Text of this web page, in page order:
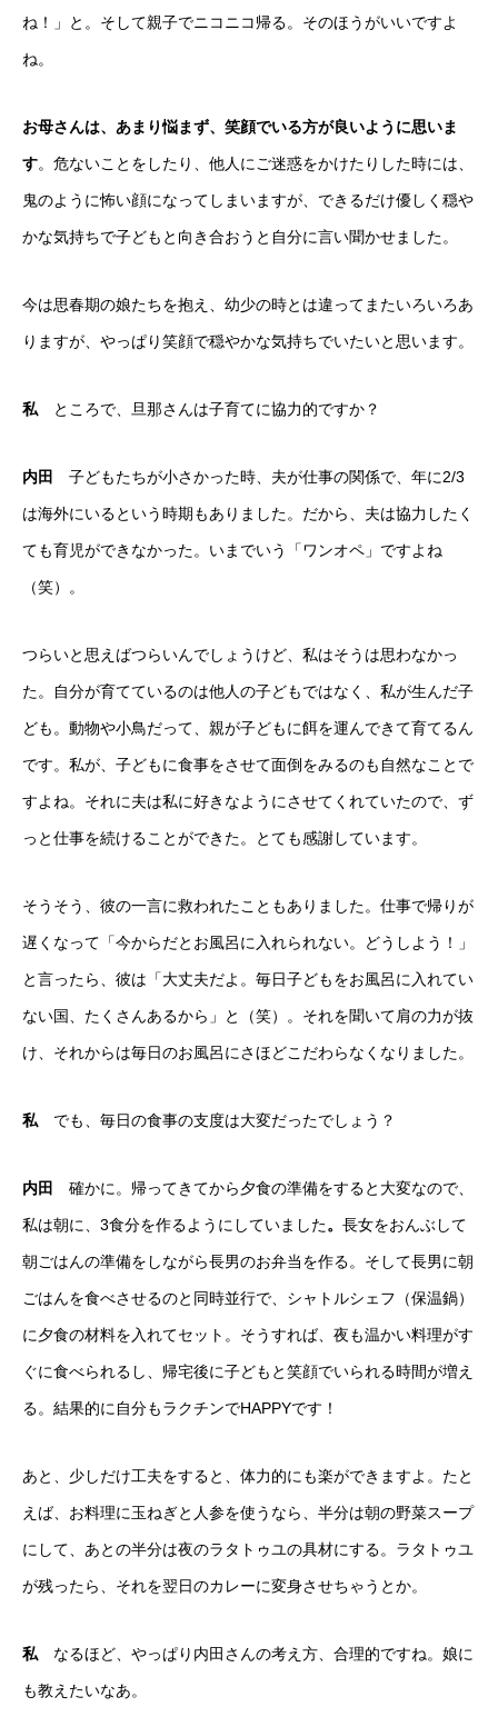
ね！」と。そして親子でニコニコ帰る。そのほうがいいですよ
ね。
お母さんは、あまり悩まず、笑顔でいる方が良いように思いま
す。危ないことをしたり、他人にご迷惑をかけたりした時には、
鬼のように怖い顔になってしまいますが、できるだけ優しく穏や
かな気持ちで子どもと向き合おうと自分に言い聞かせました。
今は思春期の娘たちを抱え、幼少の時とは違ってまたいろいろあ
りますが、やっぱり笑顔で穏やかな気持ちでいたいと思います。
私 ところで、旦那さんは子育てに協力的ですか？
内田 子どもたちが小さかった時、夫が仕事の関係で、年に2/3
は海外にいるという時期もありました。だから、夫は協力したく
ても育児ができなかった。いまでいう「ワンオペ」ですよね
（笑）。
つらいと思えばつらいんでしょうけど、私はそうは思わなかっ
た。自分が育てているのは他人の子どもではなく、私が生んだ子
ども。動物や小鳥だって、親が子どもに餌を運んできて育てるん
です。私が、子どもに食事をさせて面倒をみるのも自然なことで
すよね。それに夫は私に好きなようにさせてくれていたので、ず
っと仕事を続けることができた。とても感謝しています。
そうそう、彼の一言に救われたこともありました。仕事で帰りが
遅くなって「今からだとお風呂に入れられない。どうしよう！」
と言ったら、彼は「大丈夫だよ。毎日子どもをお風呂に入れてい
ない国、たくさんあるから」と（笑）。それを聞いて肩の力が抜
け、それからは毎日のお風呂にさほどこだわらなくなりました。
私 でも、毎日の食事の支度は大変だったでしょう？
内田 確かに。帰ってきてから夕食の準備をすると大変なので、
私は朝に、3食分を作るようにしていました。 長女をおんぶして
朝ごはんの準備をしながら長男のお弁当を作る。そして長男に朝
ごはんを食べさせるのと同時並行で、シャトルシェフ（保温鍋）
に夕食の材料を入れてセット。そうすれば、夜も温かい料理がす
ぐに食べられるし、帰宅後に子どもと笑顔でいられる時間が増え
る。結果的に自分もラクチンでHAPPYです！
あと、少しだけ工夫をすると、体力的にも楽ができますよ。たと
えば、お料理に玉ねぎと人参を使うなら、半分は朝の野菜スープ
にして、あとの半分は夜のラタトゥユの具材にする。ラタトゥユ
が残ったら、それを翌日のカレーに変身させちゃうとか。
私 なるほど、やっぱり内田さんの考え方、合理的ですね。娘に
も教えたいなあ。